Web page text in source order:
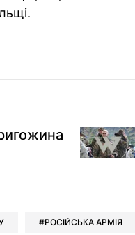
РОСІЙСЬКА АРМІЯ